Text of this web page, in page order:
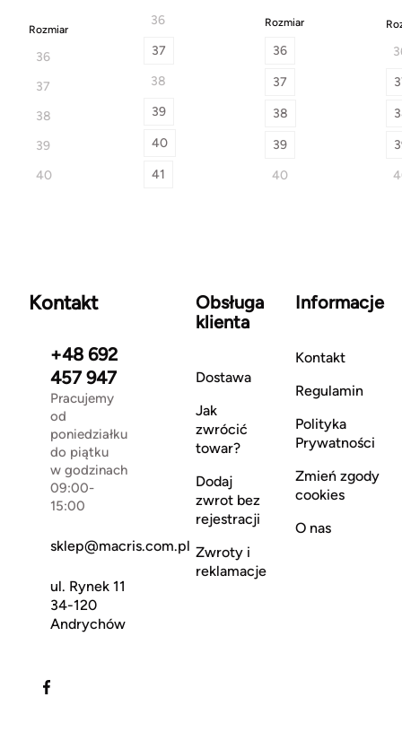
Rozmiar
36
37
38
39
40
36
37
38
39
40
41
Rozmiar
36
37
38
39
40
Kontakt
+48 692
457 947
Pracujemy
od
poniedziałku
do piątku
w godzinach
09:00-
15:00
sklep@macris.com.pl
ul. Rynek 11
34-120
Andrychów
Obsługa
klienta
Dostawa
Jak
zwrócić
towar?
Dodaj
zwrot bez
rejestracji
Zwroty i
reklamacje
Informacje
Kontakt
Regulamin
Polityka
Prywatności
Zmień zgody
cookies
O nas